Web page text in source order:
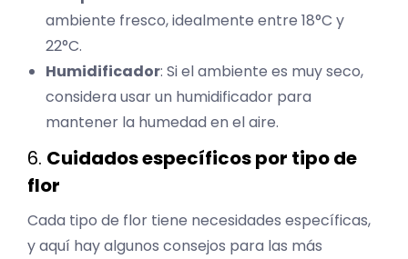
ambiente fresco, idealmente entre 18°C y
22°C.
Humidificador: Si el ambiente es muy seco,
considera usar un humidificador para
mantener la humedad en el aire.
6. Cuidados específicos por tipo de
flor
Cada tipo de flor tiene necesidades específicas,
y aquí hay algunos consejos para las más